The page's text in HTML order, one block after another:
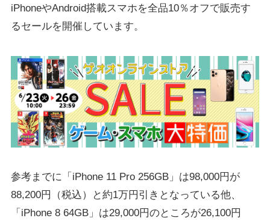
iPhoneやAndroid搭載スマホを全品10％オフで販売す
るセールを開催しています。
参考までに「iPhone 11 Pro 256GB」は98,000円が
88,200円（税込）と約1万円引きとなっている他、
「iPhone 8 64GB」は29,000円のところが26,100円